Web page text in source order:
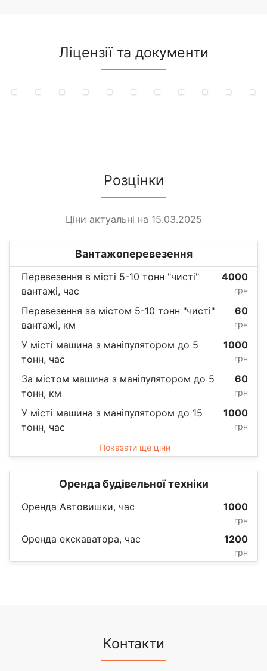
Ліцензії та документи
Розцінки
Ціни актуальні на 15.03.2025
Вантажоперевезення
Перевезення в місті 5-10 тонн "чисті"
вантажі, час
4000
грн
Перевезення за містом 5-10 тонн "чисті"
вантажі, км
60
грн
У місті машина з маніпулятором до 5
тонн, час
1000
грн
За містом машина з маніпулятором до 5
тонн, км
60
грн
У місті машина з маніпулятором до 15
тонн, час
1000
грн
Показати ще ціни
Оренда будівельної техніки
Оренда Автовишки, час 1000
грн
Оренда екскаватора, час 1200
грн
Контакти